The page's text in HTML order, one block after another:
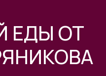
ЕДЫ ОТ